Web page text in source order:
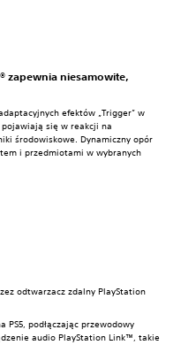
zapewnia niesamowite,
efektów „Trigger” w
się w reakcji na
środowiskowe. Dynamiczny opór
i przedmiotami w wybranych
odtwarzacz zdalny PlayStation
PS5, podłączając przewodowy
audio PlayStation Link™, takie